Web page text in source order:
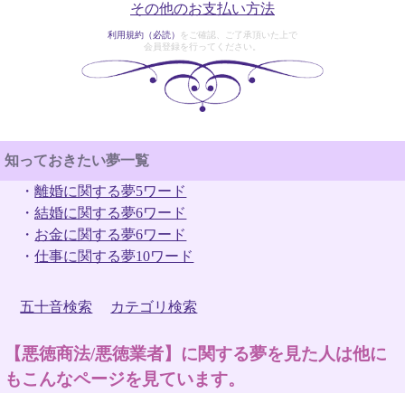
その他のお支払い方法
利用規約（必読）
をご確認、ご了承頂いた上で
会員登録を行ってください。
知っておきたい夢一覧
・離婚に関する夢5ワード
・結婚に関する夢6ワード
・ お金に関する夢6ワード
・仕事に関する夢10ワード
五十音検索 カテゴリ検索
【悪徳商法/悪徳業者】に関する夢を見た人は他に
もこんなページを見ています。